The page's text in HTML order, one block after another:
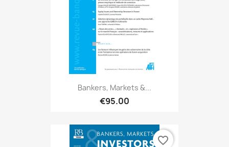
Bankers, Markets &...
€95.00
favorite_border